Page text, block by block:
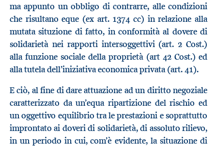
ma appunto un obbligo di contrarre, alle condizioni
che risultano eque (ex art. 1374 cc) in relazione alla
mutata situzione di fatto, in conformità al dovere di
solidarietà nei rapporti intersoggettivi (art. 2 Cost.)
alla funzione sociale della proprietà (art 42 Cost.) ed
alla tutela dell’iniziativa economica privata (art. 41).
E ciò, al fine di dare attuazione ad un diritto negoziale
caratterizzato da un’equa ripartizione del rischio ed
un oggettivo equilibrio tra le prestazioni e soprattutto
improntato ai doveri di solidarietà, di assoluto rilievo,
in un periodo in cui, com’è evidente, la situazione di